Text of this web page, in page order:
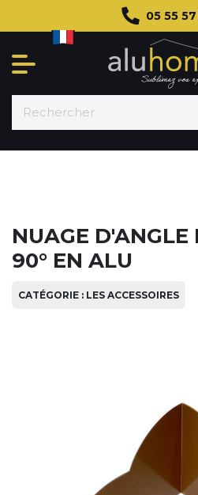
05 55
NUAGE D'ANGLE
90° EN ALU
CATÉGORIE : LES ACCESSOIRES